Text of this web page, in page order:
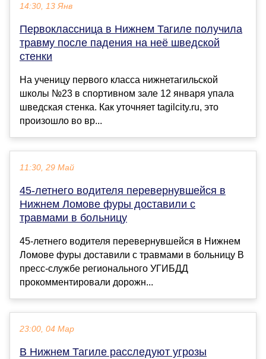
14:30, 13 Янв
Первоклассница в Нижнем Тагиле получила
травму после падения на неё шведской
стенки
На ученицу первого класса нижнетагильской
школы №23 в спортивном зале 12 января упала
шведская стенка. Как уточняет tagilcity.ru, это
произошло во вр...
11:30, 29 Май
45-летнего водителя перевернувшейся в
Нижнем Ломове фуры доставили с
травмами в больницу
45-летнего водителя перевернувшейся в Нижнем
Ломове фуры доставили с травмами в больницу В
пресс-службе регионального УГИБДД
прокомментировали дорожн...
23:00, 04 Мар
В Нижнем Тагиле расследуют угрозы